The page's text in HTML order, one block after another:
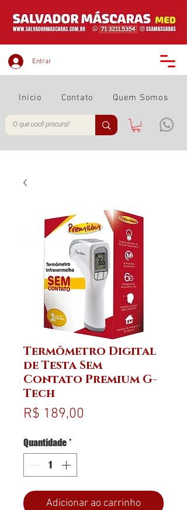
Início Contato Quem Somos
Entrar
Termômetro Digital
de Testa Sem
Contato Premium G-
Tech
R$ 189,00
Quantidade *
Adicionar ao carrinho